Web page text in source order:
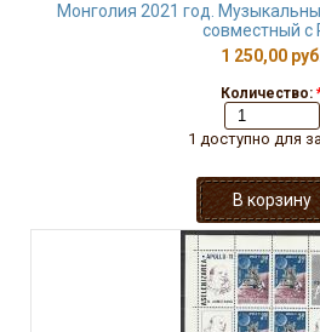
Монголия 2021 год.
совместный с
1 250,00
Количество:
1 доступно для